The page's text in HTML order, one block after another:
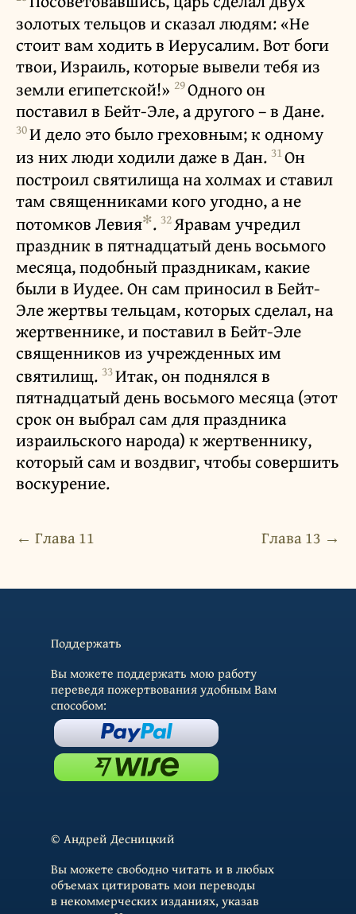
золотых тельцов и сказал людям: «Не
стоит вам ходить в Иерусалим. Вот боги
твои, Израиль, которые вывели тебя из
земли египетской!» 29Одного он
поставил в Бейт-Эле, а другого – в Дане.
30И дело это было греховным; к одному
из них люди ходили даже в Дан. 31Он
построил святилища на холмах и ставил
там священниками кого угодно, а не
потомков Левия✻. 32Яравам учредил
праздник в пятнадцатый день восьмого
месяца, подобный праздникам, какие
были в Иудее. Он сам приносил в Бейт-
Эле жертвы тельцам, которых сделал, на
жертвеннике, и поставил в Бейт-Эле
священников из учрежденных им
святилищ. 33Итак, он поднялся в
пятнадцатый день восьмого месяца (этот
срок он выбрал сам для праздника
израильского народа) к жертвеннику,
который сам и воздвиг, чтобы совершить
воскурение.
← Глава 11 Глава 13 →
Поддержать
Вы можете поддержать мою работу
переведя пожертвования удобным Вам
способом:
© Андрей Десницкий
Вы можете свободно читать и в любых
объемах цитировать мои переводы
в некоммерческих изданиях, указав